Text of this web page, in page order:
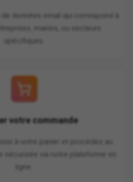
données email qui correspond à
mairies, ou secteurs
spécifiques.
votre commande
à votre panier et procédez au
sécurisée via notre plateforme en
ligne.